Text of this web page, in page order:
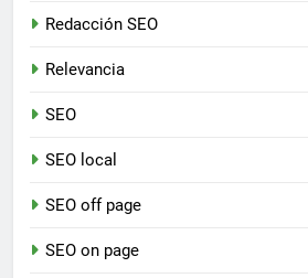
Redacción SEO
Relevancia
SEO
SEO local
SEO off page
SEO on page